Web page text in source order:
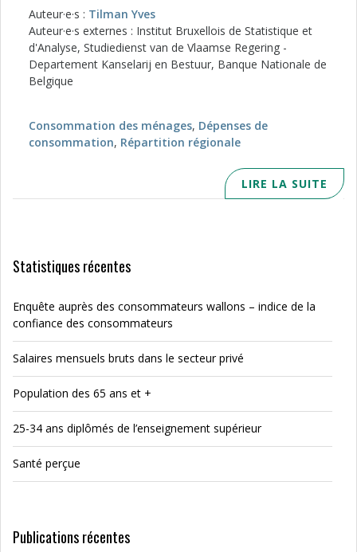
Auteur·e·s : Tilman Yves
Auteur·e·s externes : Institut Bruxellois de Statistique et
d'Analyse, Studiedienst van de Vlaamse Regering -
Departement Kanselarij en Bestuur, Banque Nationale de
Belgique
Consommation des ménages, Dépenses de
consommation, Répartition régionale
LIRE LA SUITE
Statistiques récentes
Enquête auprès des consommateurs wallons – indice de la
confiance des consommateurs
Salaires mensuels bruts dans le secteur privé
Population des 65 ans et +
25-34 ans diplômés de l’enseignement supérieur
Santé perçue
Publications récentes